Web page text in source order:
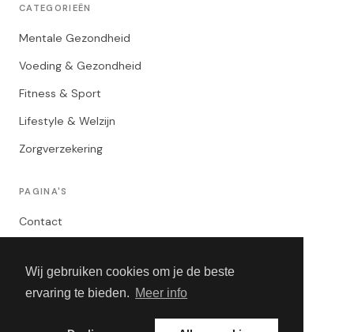
Wij gebruiken cookies om je de beste
ervaring te bieden. Meer info
CATEGORIEËN
Mentale Gezondheid
Voeding & Gezondheid
Fitness & Sport
Lifestyle & Welzijn
Zorgverzekering
PAGINA'S
Contact
Algemene Voorwaarden
Adverteren